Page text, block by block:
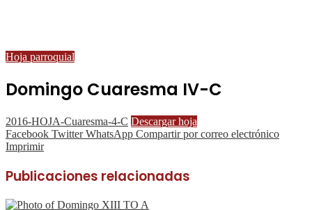
Hoja parroquial
Domingo Cuaresma IV-C
2016-HOJA-Cuaresma-4-C Descargar hoja
Facebook Twitter WhatsApp Compartir por correo electrónico
Imprimir
Publicaciones relacionadas